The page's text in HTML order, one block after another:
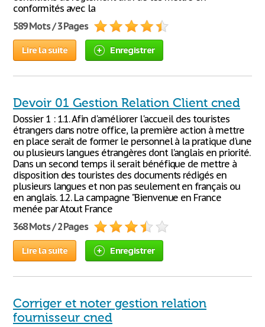
conformités avec la
589 Mots / 3 Pages
Lire la suite Enregistrer
Devoir 01 Gestion Relation Client cned
Dossier 1 : 1.1. Afin d'améliorer l'accueil des touristes
étrangers dans notre office, la première action à mettre
en place serait de former le personnel à la pratique d'une
ou plusieurs langues étrangères dont l'anglais en priorité.
Dans un second temps il serait bénéfique de mettre à
disposition des touristes des documents rédigés en
plusieurs langues et non pas seulement en français ou
en anglais. 1.2. La campagne "Bienvenue en France
menée par Atout France
368 Mots / 2 Pages
Lire la suite Enregistrer
Corriger et noter gestion relation
fournisseur cned